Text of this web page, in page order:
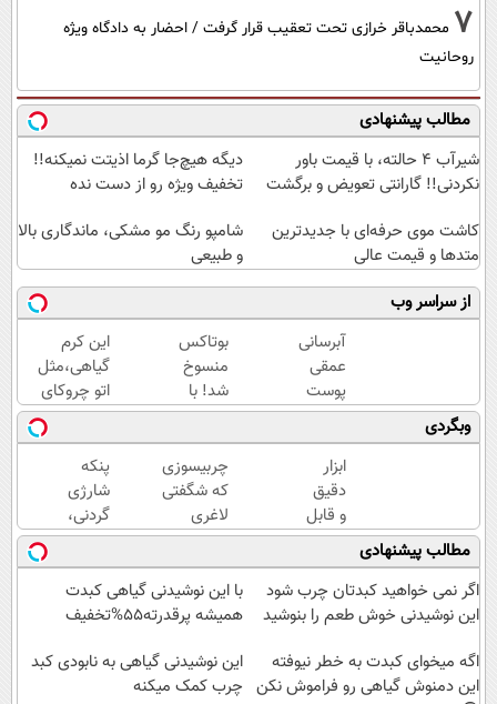
7 محمدباقر خرازی تحت تعقیب قرار گرفت / احضار به دادگاه ویژه
روحانیت
مطالب پیشنهادی
شیر‌آب ۴ حالته، با قیمت باور
نکردنی!! گارانتی تعویض و برگشت
دیگه هیچ‌جا گرما اذیتت نمیکنه!!
تخفیف ویژه رو از دست نده
کاشت موی حرفه‌ای با جدیدترین
متدها و قیمت عالی
شامپو رنگ مو مشکی، ماندگاری بالا
و طبیعی
از سراسر وب
آبرسانی
عمقی
پوست
در
تابستان
با کرم
جوانساز
آلمانی!
بوتاکس
منسوخ
شد! با
کرم
جوانساز
جوان
شو50%تخفیف
این کرم
گیاهی،مثل
اتو چروکای
پوستتوصاف
میکنه!50%تخفیف
وبگردی
ابزار
دقیق
و قابل
اعتماد
برای
اندازه
گیری
خون
در
چربیسوزی
که شگفتی
لاغری
آسان را
رقم زد!
پنکه
شارژی
گردنی،
با
قیمت
باور
نکردنی!
محدود)
مطالب پیشنهادی
اگر نمی خواهید کبدتان چرب شود
این نوشیدنی خوش طعم را بنوشید
با این نوشیدنی گیاهی کبدت
همیشه پرقدرته55%تخفیف
اگه میخوای کبدت به خطر نیوفته
این دمنوش گیاهی رو فراموش نکن
این نوشیدنی گیاهی به نابودی کبد
چرب کمک میکنه